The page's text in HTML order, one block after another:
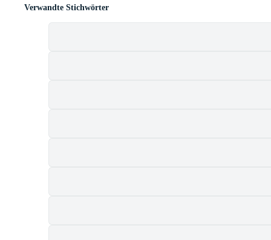
Verwandte Stichwörter